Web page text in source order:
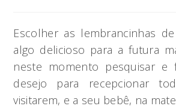
Escolher as lembrancinhas
algo delicioso para a futura
neste momento pesquisar e
desejo para recepcionar
visitarem, e a seu bebê, na